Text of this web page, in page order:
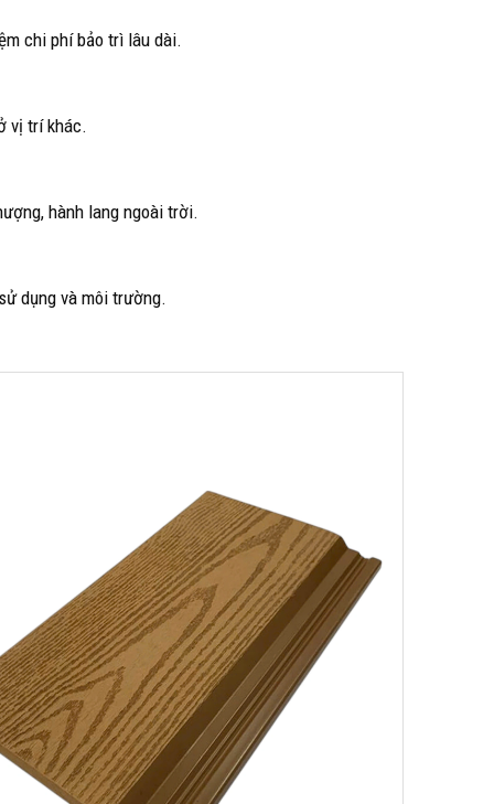
chi phí bảo trì lâu dài.
vị trí khác.
hành lang ngoài trời.
dụng và môi trường.